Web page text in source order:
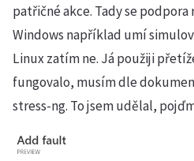
patřičné akce. Tady se podpora
Windows například umí
Linux zatím ne. Já použiji
fungovalo, musím dle
stress-ng. To jsem udělal,